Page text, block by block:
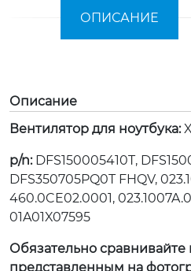
ОПИСАНИЕ
Описание
Вентилятор для ноутбука:
p/n:DFS150005410T,
DFS350705PQ0T FHQV,
460.0CE02.0001,
01A01X07595
Обязательно сравнивайте
представленным на